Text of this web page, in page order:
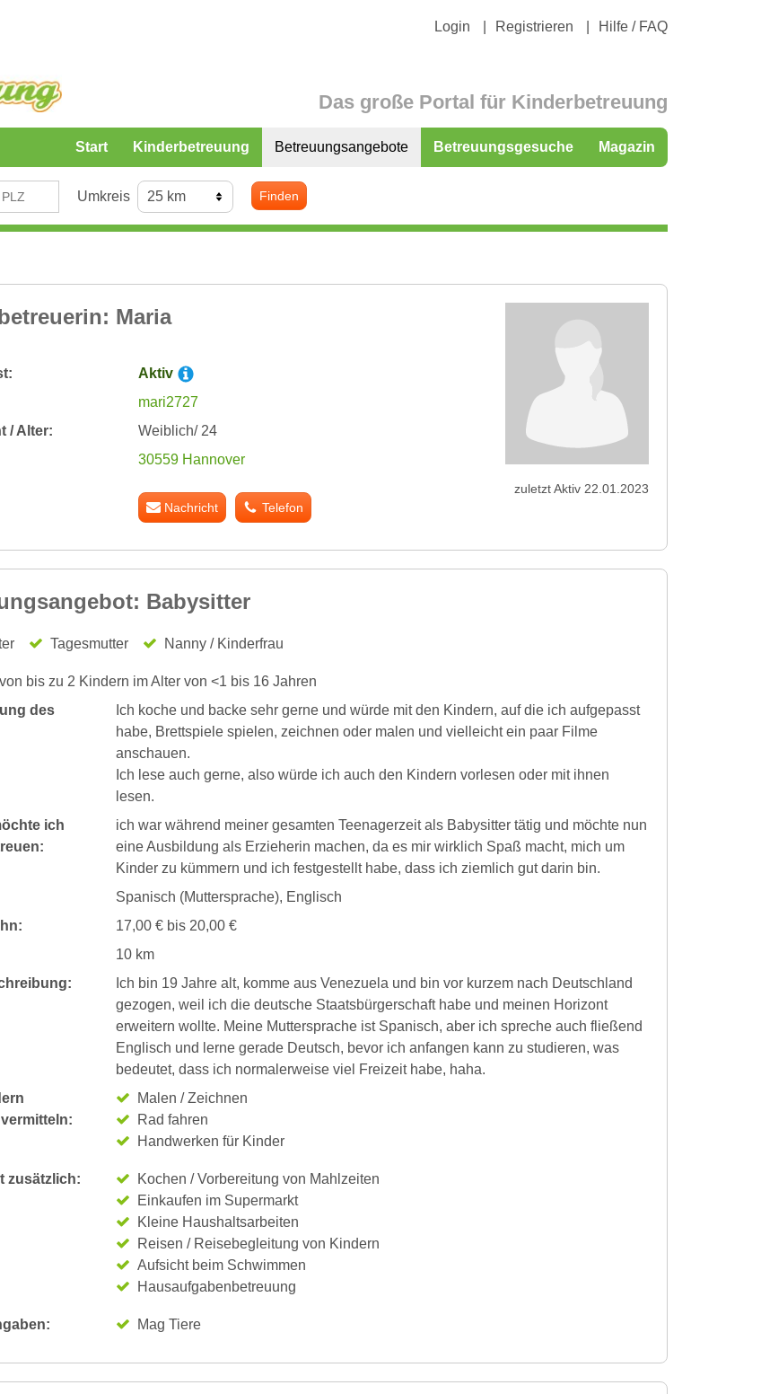
Login Registrieren Hilfe / FAQ
Das große Portal für Kinderbetreuung
Start Kinderbetreuung Betreuungsangebote Betreuungsgesuche Magazin
Umkreis Finden
Maria
Aktiv
mari2727
/ Alter:
Weiblich/ 24
30559 Hannover
Nachricht Telefon
zuletzt Aktiv 22.01.2023
Babysitter
Tagesmutter Nanny / Kinderfrau
bis zu 2 Kindern im Alter von <1 bis 16 Jahren
des
Ich koche und backe sehr gerne und würde mit den Kindern, auf die ich aufgepasst
habe, Brettspiele spielen, zeichnen oder malen und vielleicht ein paar Filme
anschauen.
Ich lese auch gerne, also würde ich auch den Kindern vorlesen oder mit ihnen
lesen.
ich
ich war während meiner gesamten Teenagerzeit als Babysitter tätig und möchte nun
eine Ausbildung als Erzieherin machen, da es mir wirklich Spaß macht, mich um
Kinder zu kümmern und ich festgestellt habe, dass ich ziemlich gut darin bin.
Spanisch (Muttersprache), Englisch
17,00 € bis 20,00 €
10 km
Ich bin 19 Jahre alt, komme aus Venezuela und bin vor kurzem nach Deutschland
gezogen, weil ich die deutsche Staatsbürgerschaft habe und meinen Horizont
erweitern wollte. Meine Muttersprache ist Spanisch, aber ich spreche auch fließend
Englisch und lerne gerade Deutsch, bevor ich anfangen kann zu studieren, was
bedeutet, dass ich normalerweise viel Freizeit habe, haha.
Malen / Zeichnen
Rad fahren
Handwerken für Kinder
zusätzlich:
Kochen / Vorbereitung von Mahlzeiten
Einkaufen im Supermarkt
Kleine Haushaltsarbeiten
Reisen / Reisebegleitung von Kindern
Aufsicht beim Schwimmen
Hausaufgabenbetreuung
Mag Tiere